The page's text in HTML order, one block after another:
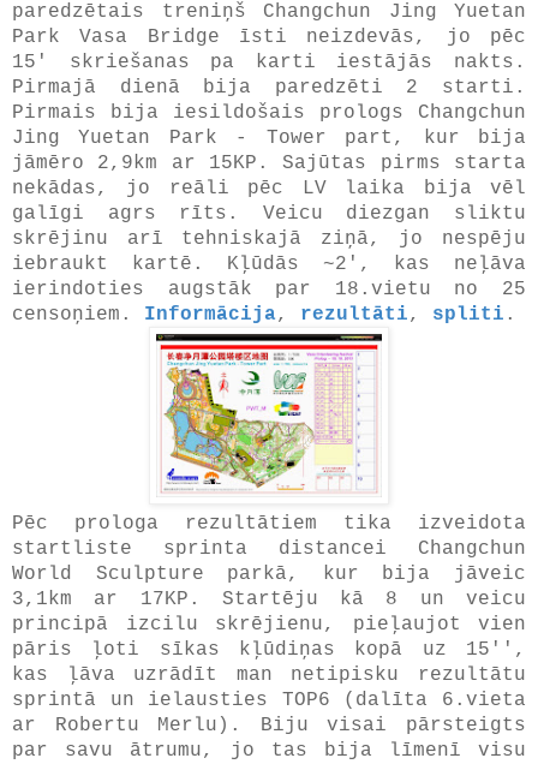
paredzētais treniņš Changchun Jing Yuetan
Park Vasa Bridge īsti neizdevās, jo pēc
15' skriešanas pa karti iestājās nakts.
Pirmajā dienā bija paredzēti 2 starti.
Pirmais bija iesildošais prologs Changchun
Jing Yuetan Park - Tower part, kur bija
jāmēro 2,9km ar 15KP. Sajūtas pirms starta
nekādas, jo reāli pēc LV laika bija vēl
galīgi agrs rīts. Veicu diezgan sliktu
skrējinu arī tehniskajā ziņā, jo nespēju
iebraukt kartē. Kļūdās ~2', kas neļāva
ierindoties augstāk par 18.vietu no 25
censoņiem. Informācija, rezultāti, spliti .
Pēc prologa rezultātiem tika izveidota
startliste sprinta distancei Changchun
World Sculpture parkā, kur bija jāveic
3,1km ar 17KP. Startēju kā 8 un veicu
principā izcilu skrējienu, pieļaujot vien
pāris ļoti sīkas kļūdiņas kopā uz 15'',
kas ļāva uzrādīt man netipisku rezultātu
sprintā un ielausties TOP6 (dalīta 6.vieta
ar Robertu Merlu). Biju visai pārsteigts
par savu ātrumu, jo tas bija līmenī visu